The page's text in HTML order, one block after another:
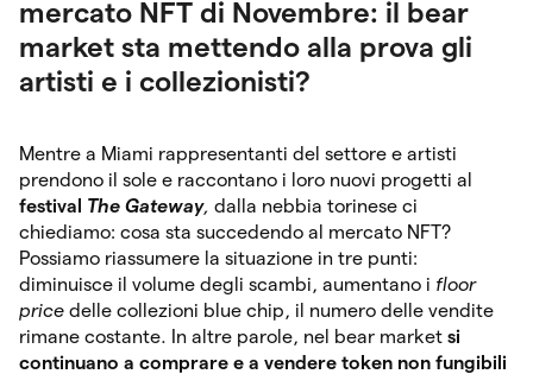
mercato NFT di Novembre: il bear
market sta mettendo alla prova gli
artisti e i collezionisti?
Mentre a Miami rappresentanti del settore e artisti
prendono il sole e raccontano i loro nuovi progetti al
festival The Gateway, dalla nebbia torinese ci
chiediamo: cosa sta succedendo al mercato NFT?
Possiamo riassumere la situazione in tre punti:
diminuisce il volume degli scambi, aumentano i floor
price delle collezioni blue chip, il numero delle vendite
rimane costante. In altre parole, nel bear market si
continuano a comprare e a vendere token non fungibili